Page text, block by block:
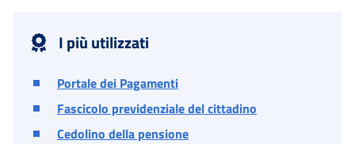
I più utilizzati
Portale dei Pagamenti
Fascicolo previdenziale del cittadino
Cedolino della pensione